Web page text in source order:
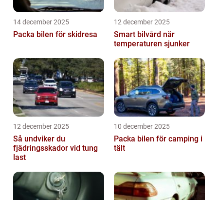
14 december 2025
Packa bilen för skidresa
12 december 2025
Smart bilvård när
temperaturen sjunker
12 december 2025
Så undviker du
fjädringsskador vid tung
last
10 december 2025
Packa bilen för camping i
tält